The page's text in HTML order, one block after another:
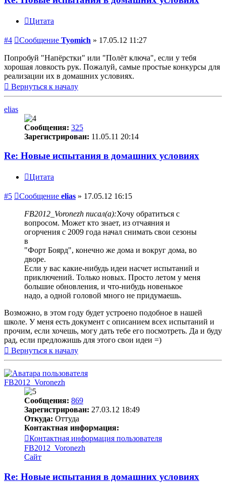
Цитата
#4 Сообщение Tyomich » 17.05.12 11:27
Попробуй "Напёрстки" или "Полёт ключа", если у тебя
хорошая ловкость рук. Пожалуй, самые простые конкурсы для
реализации их в домашних условиях.
Вернуться к началу
elias
Сообщения: 325
Зарегистрирован: 11.05.11 20:14
Re: Новые испытания в домашних условиях
Цитата
#5 Сообщение elias » 17.05.12 16:15
FB2012_Voronezh писал(а):Хочу обратиться с
вопросом. Может кто знает, из отчаяния и
огорчения с 2009 года начал снимать свои сезоны
в
"Форт Боярд", конечно же дома и вокруг дома, во
дворе.
Если у вас какие-нибудь идеи насчет испытаний и
приключений. Только новых. Просто летом у меня
большие обновления, и что-нибудь новенькое
надо, а одной головой много не придумаешь.
Возможно, в этом году будет устроено подобное в нашей
школе. У меня есть документ с описанием всех испытаний и
прочим, если хочешь, могу дать тебе его посмотреть. Да и буду
рад, если предложишь для этого свои идеи =)
Вернуться к началу
FB2012_Voronezh
Сообщения: 869
Зарегистрирован: 27.03.12 18:49
Откуда: Оттуда
Контактная информация:
Контактная информация пользователя
FB2012_Voronezh
Сайт
Re: Новые испытания в домашних условиях